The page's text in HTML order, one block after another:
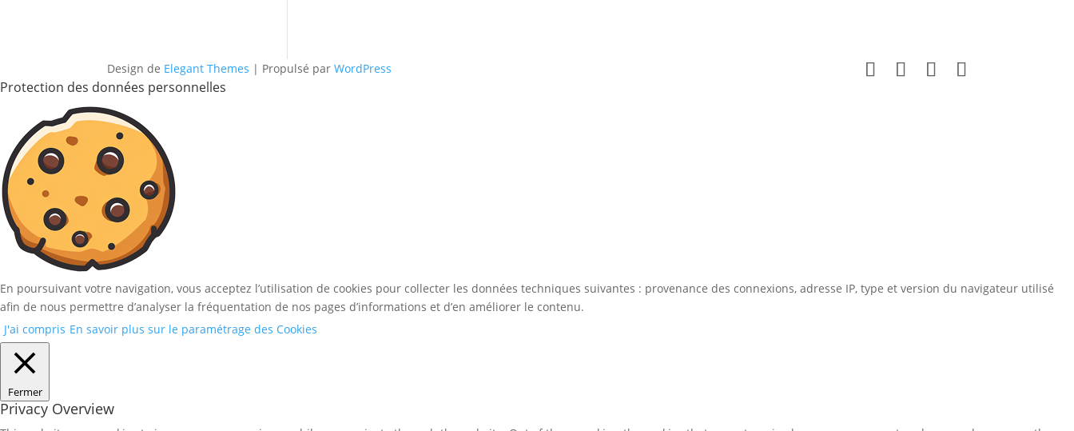
Design de Elegant Themes | Propulsé parWordPress
Protection des données personnelles
En poursuivant votre navigation, vous acceptez l’utilisation de cookies pour collecter les données techniques suivantes : provenance des connexions, adresse IP, type et version du navigateur utilisé
afin de nous permettre d’analyser la fréquentation de nos pages d’informations et d’en améliorer le contenu.
J'ai compris En savoir plus sur le paramétrage des Cookies
Fermer
Privacy Overview